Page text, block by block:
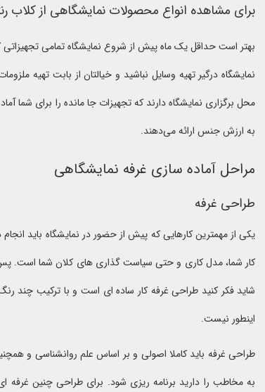
برای مشاهده انواع محصولات نمایشگاهی از کلاب
بهتر است حداقل یک ماه پیش از شروع نمایشگاه تمامی تجهیزاتی
نمایشگاه درگیر تهیه وسایل نباشید و خیالتان از بابت تهیه
محل برگزاری نمایشگاه دارند که تجهیزات جا مانده را برای شما
به ارزش جنس ارائه می‌دهند.
مراحل آماده سازی غرفه نمایشگاهی
طراحی غرفه
یکی از مهمترین کارهایی که پیش از حضور در نمایشگاه باید
کار شما، مدل کاری و حتی سیاست گذاری های کلان شما است.
شاید فکر کنید طراحی غرفه کار ساده ای است و با ترکیب چند
اینطور نیست.
طراحی غرفه باید کاملا اصولی و بر اساس علم روانشناسی و
به مخاطب را دارید برنامه ریزی شود. برای طراحی چنین